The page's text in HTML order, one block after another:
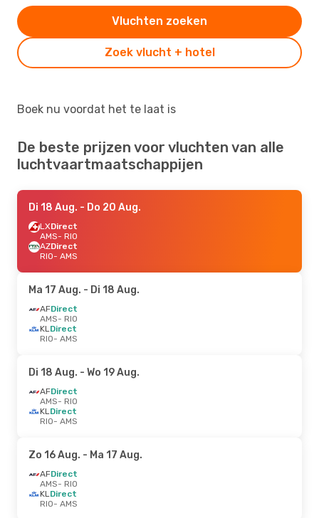
Zoek vlucht + hotel
Vluchten zoeken
Boek nu voordat het te laat is
De beste prijzen voor vluchten van alle
luchtvaartmaatschappijen
Di 18 Aug. - Do 20 Aug.
LXDirect
AMS- RIO
AZDirect
RIO- AMS
Ma 17 Aug. - Di 18 Aug.
AFDirect
AMS- RIO
KLDirect
RIO- AMS
Di 18 Aug. - Wo 19 Aug.
AFDirect
AMS- RIO
KLDirect
RIO- AMS
Zo 16 Aug. - Ma 17 Aug.
AFDirect
AMS- RIO
KLDirect
RIO- AMS